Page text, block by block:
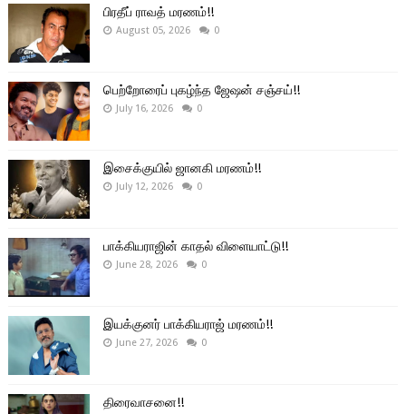
பிரதீப் ராவத் மரணம்!!
August 05, 2026 0
பெற்றோரைப் புகழ்ந்த ஜேஷன் சஞ்சய்!!
July 16, 2026 0
இசைக்குயில் ஜானகி மரணம்!!
July 12, 2026 0
பாக்கியராஜின் காதல் விளையாட்டு!!
June 28, 2026 0
இயக்குனர் பாக்கியராஜ் மரணம்!!
June 27, 2026 0
திரைவாசனை!!